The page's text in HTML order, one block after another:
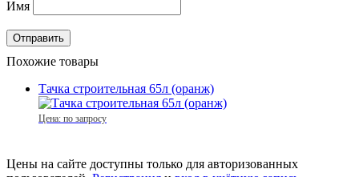
Имя
Похожие товары
Тачка строительная 65л (оранж)
Цена: по запросу
Цены на сайте доступны только для авторизованных